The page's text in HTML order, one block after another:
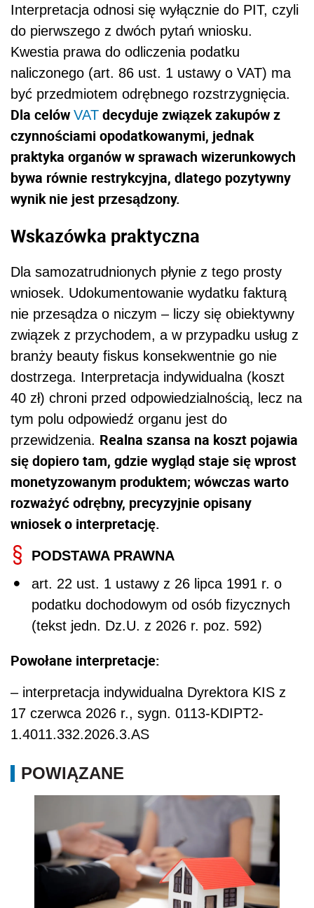
Interpretacja odnosi się wyłącznie do PIT, czyli
do pierwszego z dwóch pytań wniosku.
Kwestia prawa do odliczenia podatku
naliczonego (art. 86 ust. 1 ustawy o VAT) ma
być przedmiotem odrębnego rozstrzygnięcia.
Dla celów VAT decyduje związek zakupów z
czynnościami opodatkowanymi, jednak
praktyka organów w sprawach wizerunkowych
bywa równie restrykcyjna, dlatego pozytywny
wynik nie jest przesądzony.
Wskazówka praktyczna
Dla samozatrudnionych płynie z tego prosty
wniosek. Udokumentowanie wydatku fakturą
nie przesądza o niczym – liczy się obiektywny
związek z przychodem, a w przypadku usług z
branży beauty fiskus konsekwentnie go nie
dostrzega. Interpretacja indywidualna (koszt
40 zł) chroni przed odpowiedzialnością, lecz na
tym polu odpowiedź organu jest do
przewidzenia. Realna szansa na koszt pojawia
się dopiero tam, gdzie wygląd staje się wprost
monetyzowanym produktem; wówczas warto
rozważyć odrębny, precyzyjnie opisany
wniosek o interpretację.
PODSTAWA PRAWNA
art. 22 ust. 1 ustawy z 26 lipca 1991 r. o
podatku dochodowym od osób fizycznych
(tekst jedn. Dz.U. z 2026 r. poz. 592)
Powołane interpretacje:
– interpretacja indywidualna Dyrektora KIS z
17 czerwca 2026 r., sygn. 0113-KDIPT2-
1.4011.332.2026.3.AS
POWIĄZANE